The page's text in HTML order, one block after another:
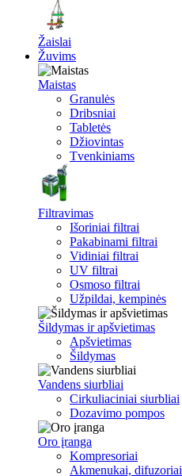
Žaislai
Žuvims
Maistas
Granulės
Dribsniai
Tabletės
Džiovintas
Tvenkiniams
Filtravimas
Išoriniai filtrai
Pakabinami filtrai
Vidiniai filtrai
UV filtrai
Osmoso filtrai
Užpildai, kempinės
Šildymas ir apšvietimas
Apšvietimas
Šildymas
Vandens siurbliai
Cirkuliaciniai siurbliai
Dozavimo pompos
Oro įranga
Kompresoriai
Akmenukai, difuzoriai